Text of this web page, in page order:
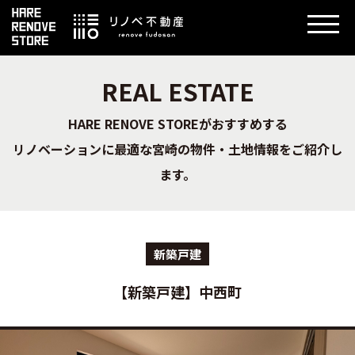
REAL ESTATE
HARE RENOVE STOREがおすすめする
リノベーションに最適な宮崎の物件・土地情報をご紹介し
ます。
新築戸建
【新築戸建】中西町